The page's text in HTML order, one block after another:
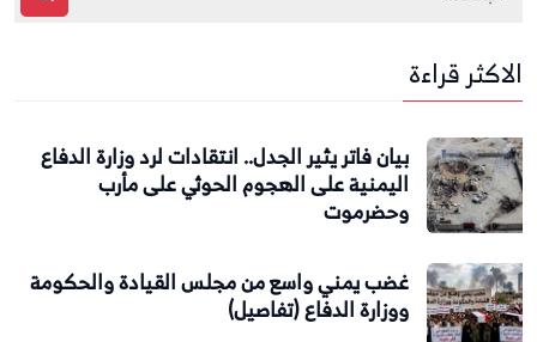
الاكثر قراءة
بيان فاتر يثير الجدل.. انتقادات لرد وزارة الدفاع
اليمنية على الهجوم الحوثي على مأرب
وحضرموت
غضب يمني واسع من مجلس القيادة والحكومة
ووزارة الدفاع (تفاصيل)